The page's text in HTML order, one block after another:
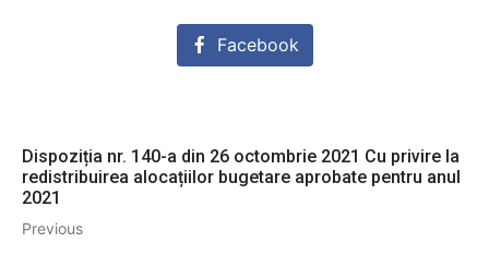
Facebook
Dispoziția nr. 140-a din 26 octombrie 2021 Cu privire la
redistribuirea alocațiilor bugetare aprobate pentru anul
2021
Previous